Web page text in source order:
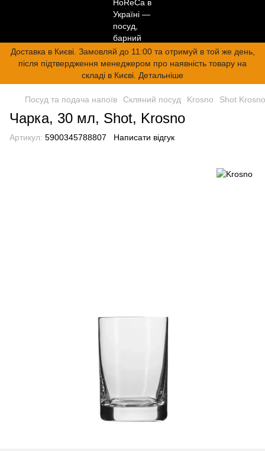
Доставка в Києві. Замовляй до 11:00 та отримуй в той же день,
після підтвердження менеджером про наявність товару на
складі в Києві. Детальніше
Посуд та подача напоїв Скляний посуд Krosno Shot Krosno
Чарка, 30 мл, Shot, Krosno
Артикул: 5900345788807 Написати відгук